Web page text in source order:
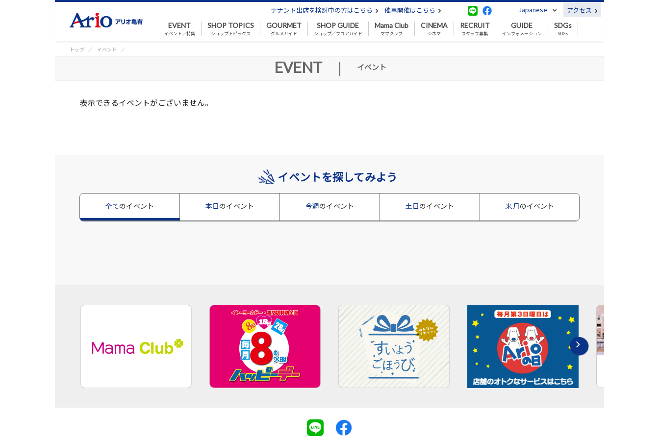
テナント出店を検討中の方はこちら 催事開催はこちら Japanese アクセス
EVENT
イベント／特集
SHOP TOPICS
ショップトピックス
GOURMET
グルメガイド
SHOP GUIDE
ショップ／フロアガイド
Mama Club
ママクラブ
CINEMA
シネマ
RECRUIT
スタッフ募集
GUIDE
インフォメーション
SDGs
SDGs
トップ イベント
EVENT | イベント
表示できるイベントがございません。
イベントを探してみよう
全てのイベント 本日のイベント 今週のイベント 土日のイベント 来月のイベント